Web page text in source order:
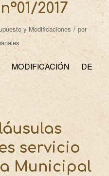
2017
y Modificaciones / por
MODIFICACIÓN DE
servicio
Municipal